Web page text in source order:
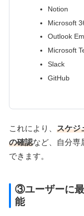
Notion
Microsoft
Outlook
Microsoft
Slack
GitHub
これにより、スケジ
の確認など、自分専
できます。
③ユーザーに
能